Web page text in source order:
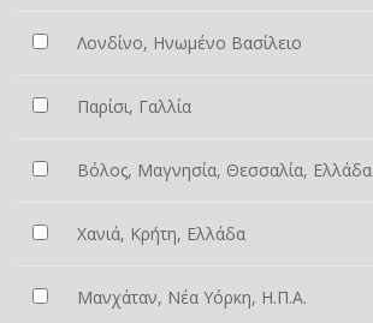
Λονδίνο, Ηνωμένο Βασίλειο
Παρίσι, Γαλλία
Βόλος, Μαγνησία, Θεσσαλία, Ελλάδα
Χανιά, Κρήτη, Ελλάδα
Μανχάταν, Νέα Υόρκη, Η.Π.Α.